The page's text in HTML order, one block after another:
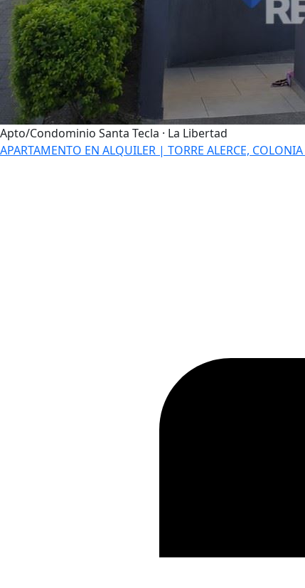
Apto/Condominio Santa Tecla · La Libertad
APARTAMENTO EN ALQUILER | TORRE ALERCE,